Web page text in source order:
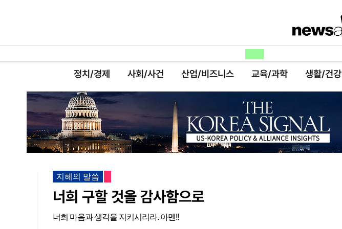
정치/경제 사회/사건 산업/비즈니스 교육/과학 생활/건강
지혜의 말씀
너희 구할 것을 감사함으로
너희 마음과 생각을 지키시리라. 아멘!!